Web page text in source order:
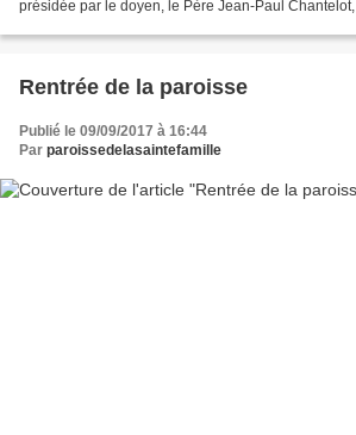
présidée par le doyen, le Père Jean-Paul Chantelot,
Rentrée de la paroisse
Publié le 09/09/2017 à 16:44
Par paroissedelasaintefamille